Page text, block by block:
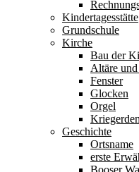
Kindertagesstätte
Grundschule
Kirche
Bau der
Altäre
Fenster
Glocken
Orgel
Geschichte
Ortsname
erste
Booser